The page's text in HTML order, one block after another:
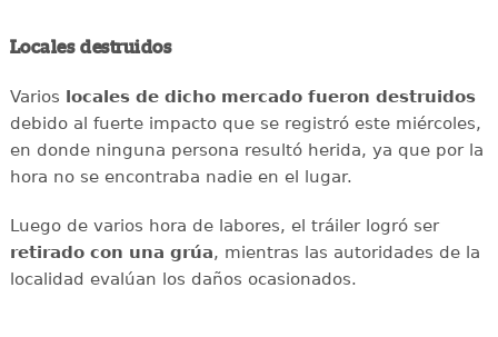
Locales destruidos
Varios
locales de dicho mercado fueron destruidos
debido al fuerte impacto que se registró este miércoles,
en donde ninguna persona resultó herida, ya que por la
hora no se encontraba nadie en el lugar.
Luego de varios hora de labores, el tráiler logró ser
retirado con una grúa, mientras las autoridades de la
localidad evalúan los daños ocasionados.